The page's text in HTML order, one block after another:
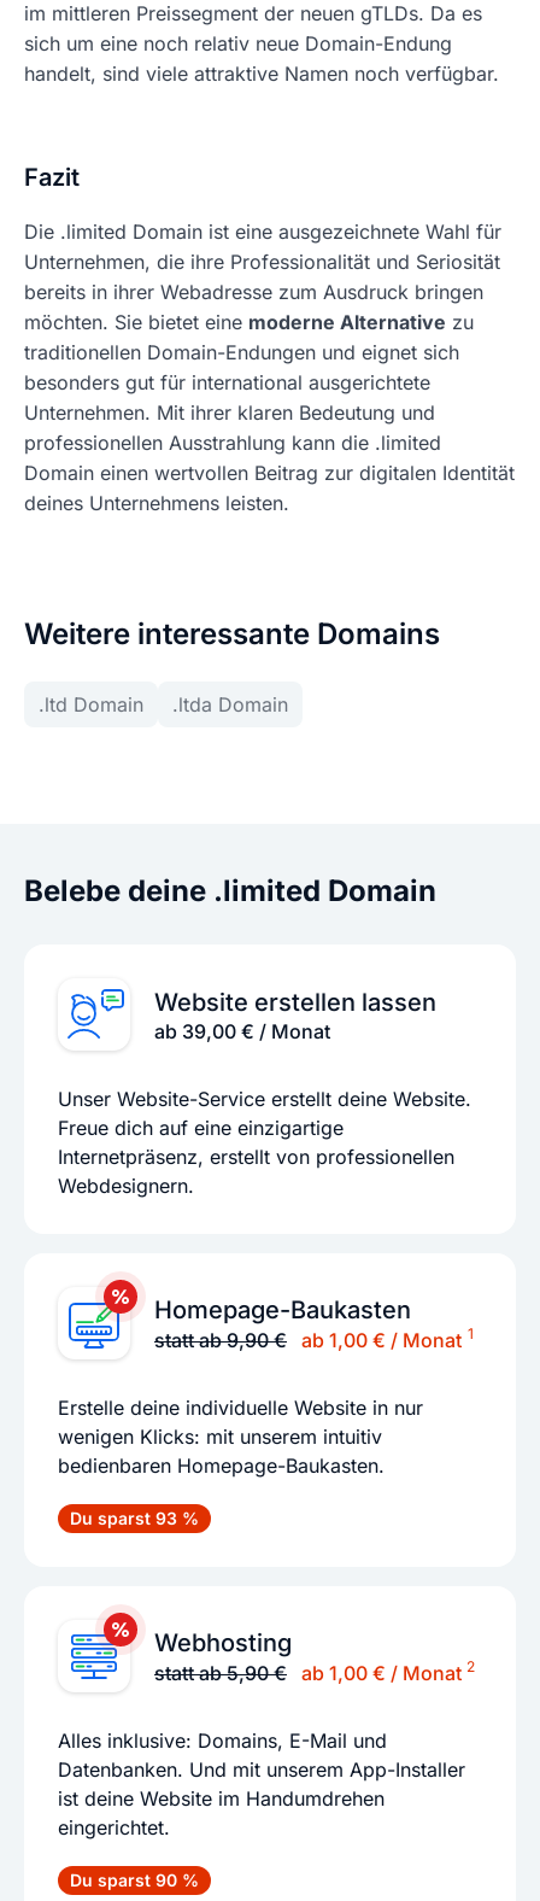
im mittleren Preissegment der neuen gTLDs. Da es
sich um eine noch relativ neue Domain-Endung
handelt, sind viele attraktive Namen noch verfügbar.
Fazit
Die .limited Domain ist eine ausgezeichnete Wahl für
Unternehmen, die ihre Professionalität und Seriosität
bereits in ihrer Webadresse zum Ausdruck bringen
möchten. Sie bietet eine moderne Alternative zu
traditionellen Domain-Endungen und eignet sich
besonders gut für international ausgerichtete
Unternehmen. Mit ihrer klaren Bedeutung und
professionellen Ausstrahlung kann die .limited
Domain einen wertvollen Beitrag zur digitalen Identität
deines Unternehmens leisten.
Weitere interessante Domains
.ltd Domain .ltda Domain
Belebe deine .limited Domain
Website erstellen lassen
ab 39,00 € / Monat
Unser Website-Service erstellt deine Website.
Freue dich auf eine einzigartige
Internetpräsenz, erstellt von professionellen
Webdesignern.
Homepage-Baukasten
statt ab 9,90 € ab 1,00 € / Monat 1
Erstelle deine individuelle Website in nur
wenigen Klicks: mit unserem intuitiv
bedienbaren Homepage-Baukasten.
Du sparst 93 %
Webhosting
statt ab 5,90 € ab 1,00 € / Monat 2
Alles inklusive: Domains, E-Mail und
Datenbanken. Und mit unserem App-Installer
ist deine Website im Handumdrehen
eingerichtet.
Du sparst 90 %